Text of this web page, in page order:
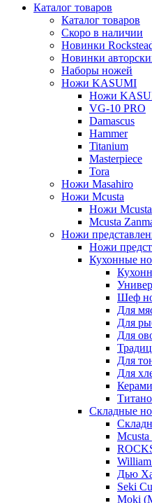
Каталог товаров
Каталог товаров
Скоро в наличии
Новинки
Новинки
Наборы ножей
Ножи KASUMI
Ножи
VG-10 PRO
Damascus
Hammer
Titanium
Masterpiece
Tora
Ножи Masahiro
Ножи Mcusta
Ножи Mcusta
Mcusta
Ножи
Ножи
Кухонные
Шеф
Для
Для
Для
Для
Для
Складные
Дью
Seki
Moki